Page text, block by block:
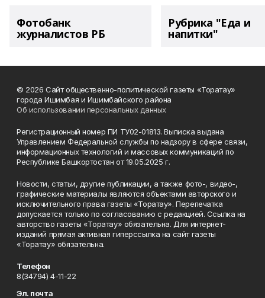
Фотобанк
журналистов РБ
Рубрика "Еда и
напитки"
© 2026 Сайт общественно-политической газеты «Торатау»
города Ишимбая и Ишимбайского района
Об использовании персональных данных
Регистрационный номер ПИ ТУ02-01813. Выписка выдана
Управлением Федеральной службы по надзору в сфере связи,
информационных технологий и массовых коммуникаций по
Республике Башкортостан от 19.05.2025 г.
Новости, статьи, другие публикации, а также фото-, видео-,
графические материалы являются объектами авторского и
исключительного права газеты «Торатау». Перепечатка
допускается только по согласованию с редакцией. Ссылка на
авторство газеты «Торатау» обязательна. Для интернет-
изданий прямая активная гиперссылка на сайт газеты
«Торатау» обязательна.
Телефон
8(34794) 4-11-22
Эл. почта